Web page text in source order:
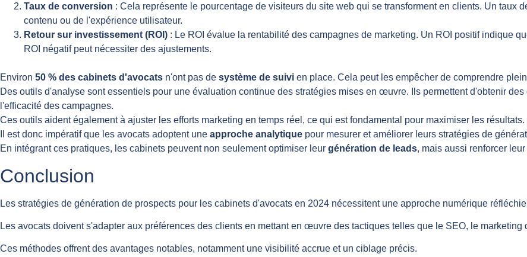
Taux de conversion : Cela représente le pourcentage de visiteurs du site web qui se transforment en clients. Un taux
contenu ou de l'expérience utilisateur.
Retour sur investissement (ROI) : Le ROI évalue la rentabilité des campagnes de marketing. Un ROI positif indique
ROI négatif peut nécessiter des ajustements.
Environ 50 % des cabinets d'avocats n'ont pas de système de suivi en place. Cela peut les empêcher de comprendre
Des outils d'analyse sont essentiels pour une évaluation continue des stratégies mises en œuvre. Ils permettent d'obtenir
l'efficacité des campagnes.
Ces outils aident également à ajuster les efforts marketing en temps réel, ce qui est fondamental pour maximiser les résultats.
Il est donc impératif que les avocats adoptent une approche analytique pour mesurer et améliorer leurs stratégies de
En intégrant ces pratiques, les cabinets peuvent non seulement optimiser leur génération de leads, mais aussi renforcer
Conclusion
Les stratégies de génération de prospects pour les cabinets d'avocats en 2024 nécessitent une approche numérique
Les avocats doivent s'adapter aux préférences des clients en mettant en œuvre des tactiques telles que le SEO, le
Ces méthodes offrent des avantages notables, notamment une visibilité accrue et un ciblage précis.